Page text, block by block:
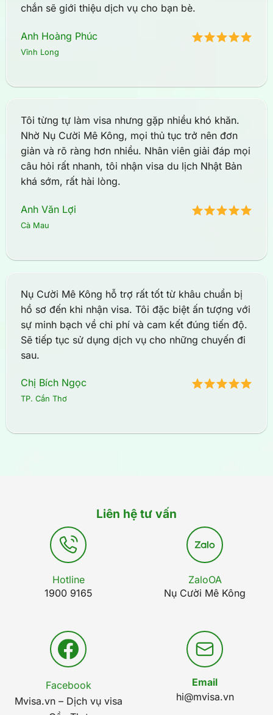
chắn sẽ giới thiệu dịch vụ cho bạn bè.
Anh Hoàng Phúc
Vĩnh Long
Tôi từng tự làm visa nhưng gặp nhiều khó khăn.
Nhờ Nụ Cười Mê Kông, mọi thủ tục trở nên đơn
giản và rõ ràng hơn nhiều. Nhân viên giải đáp mọi
câu hỏi rất nhanh, tôi nhận visa du lịch Nhật Bản
khá sớm, rất hài lòng.
Anh Văn Lợi
Cà Mau
Nụ Cười Mê Kông hỗ trợ rất tốt từ khâu chuẩn bị
hồ sơ đến khi nhận visa. Tôi đặc biệt ấn tượng với
sự minh bạch về chi phí và cam kết đúng tiến độ.
Sẽ tiếp tục sử dụng dịch vụ cho những chuyến đi
sau.
Chị Bích Ngọc
TP. Cần Thơ
Liên hệ tư vấn
Hotline
1900 9165
ZaloOA
Nụ Cười Mê Kông
Facebook
Mvisa.vn – Dịch vụ visa
Email
hi@mvisa.vn